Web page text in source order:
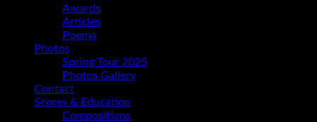
Awards
Articles
Poema
Photos
Spring Tour 2025
Photos Gallery
Contact
Scores & Education
Compositions